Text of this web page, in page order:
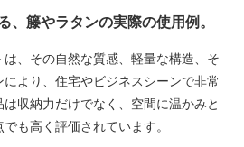
、籐やラタンの実際の使用例。
、その自然な質感、軽量な構造、そ
より、住宅やビジネスシーンで非常
収納力だけでなく、空間に温かみと
も高く評価されています。